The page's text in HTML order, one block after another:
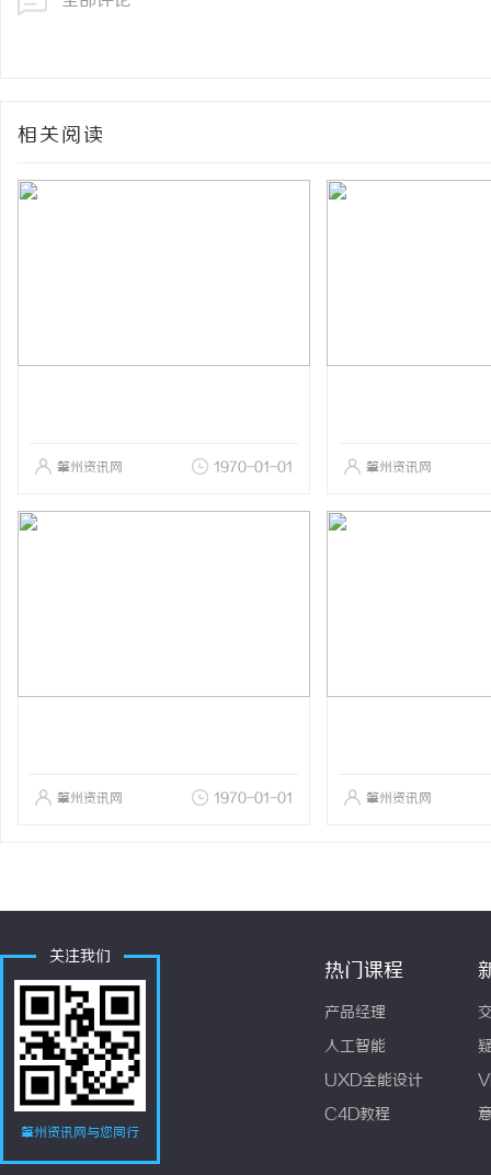
相关阅读
肇州资讯网 1970-01-01 肇州资讯网
肇州资讯网 1970-01-01 肇州资讯网
关注我们
肇州资讯网与您同行
热门课程
产品经理
人工智能
UXD全能设计
C4D教程